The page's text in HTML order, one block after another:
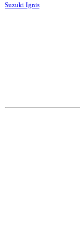
Suzuki Ignis